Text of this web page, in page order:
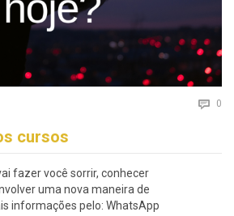
 0
cursos
fazer você sorrir, conhecer
uma nova maneira de
informações pelo: WhatsApp